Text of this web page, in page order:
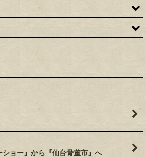
ョー』から『仙台骨董市』へ